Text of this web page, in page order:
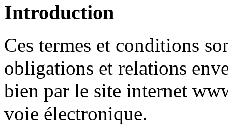
Introduction
Ces termes et conditions
obligations et relations
bien par le site internet
voie électronique.